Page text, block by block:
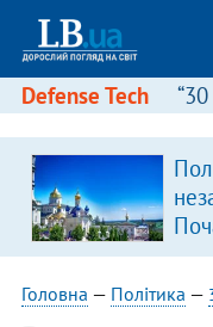
Defense Tech “30
Головна — Політика —